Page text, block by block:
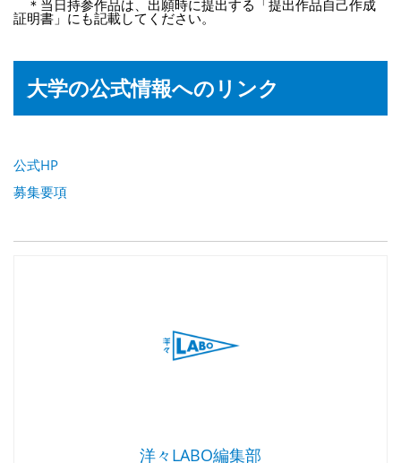
＊当日持参作品は、出願時に提出する「提出作品自己作成
証明書」にも記載してください。
大学の公式情報へのリンク
公式HP
募集要項
洋々LABO編集部